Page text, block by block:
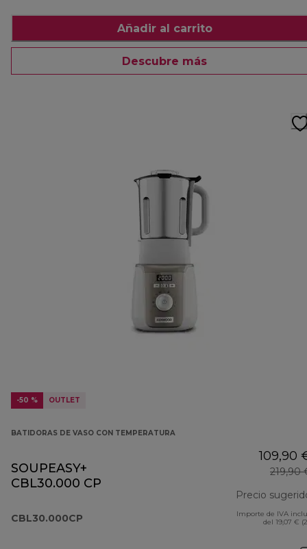
Añadir al carrito
Descubre más
-50 % OUTLET
BATIDORAS DE VASO CON TEMPERATURA
SOUPEASY+
CBL30.000 CP
CBL30.000CP
109,90
219,90
Precio
Importe de IVA
del 19,07 €